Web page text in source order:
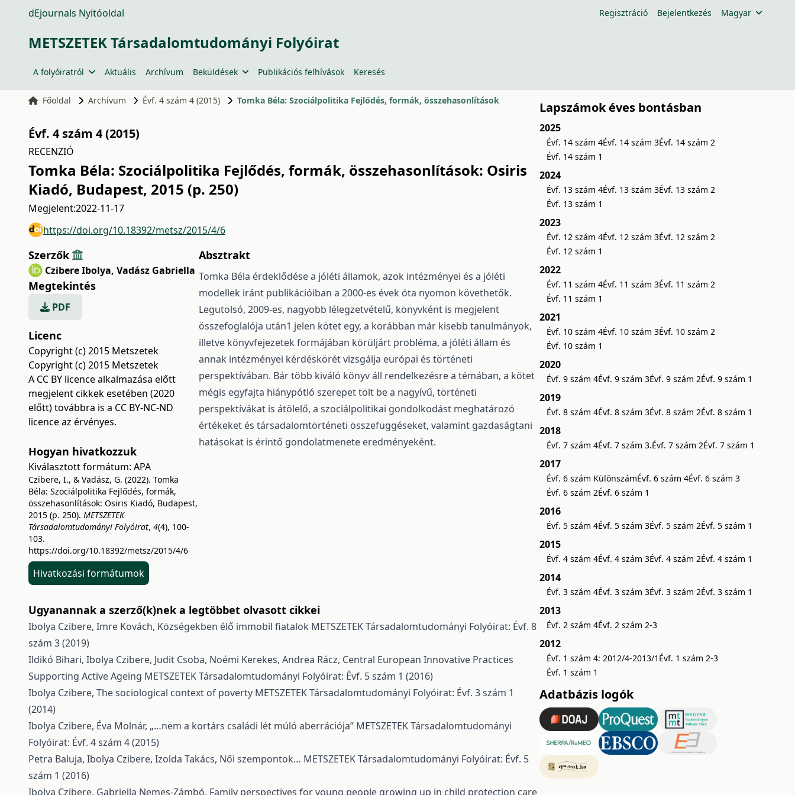
dEjournals Nyitóoldal Regisztráció Bejelentkezés Magyar
METSZETEK Társadalomtudományi Folyóirat
A folyóiratról Aktuális Archívum Beküldések Publikációs felhívások Keresés
Főoldal Archívum Évf. 4 szám 4 (2015) Tomka Béla: Szociálpolitika Fejlődés, formák, összehasonlítások
Évf. 4 szám 4 (2015)
RECENZIÓ
Tomka Béla: Szociálpolitika Fejlődés, formák, összehasonlítások: Osiris
Kiadó, Budapest, 2015 (p. 250)
Megjelent:2022-11-17
https://doi.org/10.18392/metsz/2015/4/6
Szerzők
Czibere Ibolya, Vadász Gabriella
Megtekintés
PDF
Licenc
Copyright (c) 2015 Metszetek
Copyright (c) 2015 Metszetek
A CC BY licence alkalmazása előtt
megjelent cikkek esetében (2020
előtt) továbbra is a CC BY-NC-ND
licence az érvényes.
Hogyan hivatkozzuk
Kiválasztott formátum: APA
Czibere, I., & Vadász, G. (2022). Tomka
Béla: Szociálpolitika Fejlődés, formák,
összehasonlítások: Osiris Kiadó, Budapest,
2015 (p. 250). METSZETEK
Társadalomtudományi Folyóirat, 4(4), 100-
103.
https://doi.org/10.18392/metsz/2015/4/6
Hivatkozási formátumok
Absztrakt
Tomka Béla érdeklődése a jóléti államok, azok intézményei és a jóléti
modellek iránt publikációiban a 2000-es évek óta nyomon követhetők.
Legutolsó, 2009-es, nagyobb lélegzetvételű, könyvként is megjelent
összefoglalója után1 jelen kötet egy, a korábban már kisebb tanulmányok,
illetve könyvfejezetek formájában körüljárt probléma, a jóléti állam és
annak intézményei kérdéskörét vizsgálja európai és történeti
perspektívában. Bár több kiváló könyv áll rendelkezésre a témában, a kötet
mégis egyfajta hiánypótló szerepet tölt be a nagyívű, történeti
perspektívákat is átölelő, a szociálpolitikai gondolkodást meghatározó
értékeket és társadalomtörténeti összefüggéseket, valamint gazdaságtani
hatásokat is érintő gondolatmenete eredményeként.
Ugyanannak a szerző(k)nek a legtöbbet olvasott cikkei
Ibolya Czibere, Imre Kovách, Községekben élő immobil fiatalok METSZETEK Társadalomtudományi Folyóirat: Évf. 8
szám 3 (2019)
Ildikó Bihari, Ibolya Czibere, Judit Csoba, Noémi Kerekes, Andrea Rácz, Central European Innovative Practices
Supporting Active Ageing METSZETEK Társadalomtudományi Folyóirat: Évf. 5 szám 1 (2016)
Ibolya Czibere, The sociological context of poverty METSZETEK Társadalomtudományi Folyóirat: Évf. 3 szám 1
(2014)
Ibolya Czibere, Éva Molnár, „…nem a kortárs családi lét múló aberrációja” METSZETEK Társadalomtudományi
Folyóirat: Évf. 4 szám 4 (2015)
Petra Baluja, Ibolya Czibere, Izolda Takács, Női szempontok… METSZETEK Társadalomtudományi Folyóirat: Évf. 5
szám 1 (2016)
Ibolya Czibere, Gabriella Nemes-Zámbó, Family perspectives for young people growing up in child protection care
Lapszámok éves bontásban
2025
Évf. 14 szám 4Évf. 14 szám 3Évf. 14 szám 2
Évf. 14 szám 1
2024
Évf. 13 szám 4Évf. 13 szám 3Évf. 13 szám 2
Évf. 13 szám 1
2023
Évf. 12 szám 4Évf. 12 szám 3Évf. 12 szám 2
Évf. 12 szám 1
2022
Évf. 11 szám 4Évf. 11 szám 3Évf. 11 szám 2
Évf. 11 szám 1
2021
Évf. 10 szám 4Évf. 10 szám 3Évf. 10 szám 2
Évf. 10 szám 1
2020
Évf. 9 szám 4Évf. 9 szám 3Évf. 9 szám 2Évf. 9 szám 1
2019
Évf. 8 szám 4Évf. 8 szám 3Évf. 8 szám 2Évf. 8 szám 1
2018
Évf. 7 szám 4Évf. 7 szám 3.Évf. 7 szám 2Évf. 7 szám 1
2017
Évf. 6 szám KülönszámÉvf. 6 szám 4Évf. 6 szám 3
Évf. 6 szám 2Évf. 6 szám 1
2016
Évf. 5 szám 4Évf. 5 szám 3Évf. 5 szám 2Évf. 5 szám 1
2015
Évf. 4 szám 4Évf. 4 szám 3Évf. 4 szám 2Évf. 4 szám 1
2014
Évf. 3 szám 4Évf. 3 szám 3Évf. 3 szám 2Évf. 3 szám 1
2013
Évf. 2 szám 4Évf. 2 szám 2-3
2012
Évf. 1 szám 4: 2012/4-2013/1 Évf. 1 szám 2-3
Évf. 1 szám 1
Adatbázis logók